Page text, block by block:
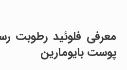
معرفی فلوئید رطوبت
پوست بایومارین